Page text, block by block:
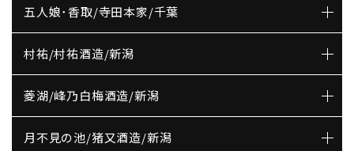
五人娘･香取/寺田本家/千葉
村祐/村祐酒造/新潟
菱湖/峰乃白梅酒造/新潟
月不見の池/猪又酒造/新潟